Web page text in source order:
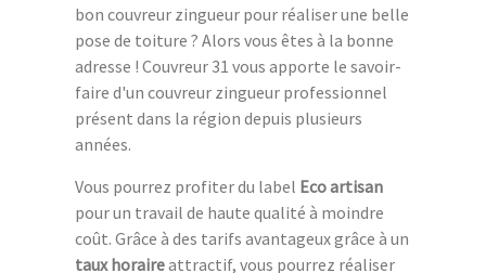
bon couvreur zingueur pour réaliser une belle
pose de toiture ? Alors vous êtes à la bonne
adresse ! Couvreur 31 vous apporte le savoir-
faire d'un couvreur zingueur professionnel
présent dans la région depuis plusieurs
années.
Vous pourrez profiter du label Eco artisan
pour un travail de haute qualité à moindre
coût. Grâce à des tarifs avantageux grâce à un
taux horaireattractif, vous pourrez réaliser